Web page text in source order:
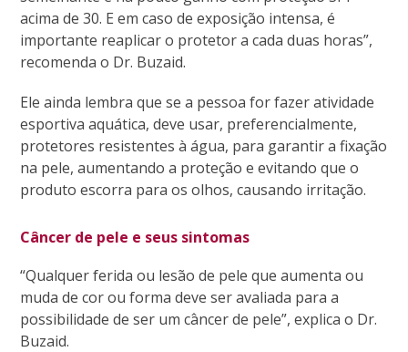
acima de 30. E em caso de exposição intensa, é
importante reaplicar o protetor a cada duas horas”,
recomenda o Dr. Buzaid.
Ele ainda lembra que se a pessoa for fazer atividade
esportiva aquática, deve usar, preferencialmente,
protetores resistentes à água, para garantir a fixação
na pele, aumentando a proteção e evitando que o
produto escorra para os olhos, causando irritação.
Câncer de pele e seus sintomas
“Qualquer ferida ou lesão de pele que aumenta ou
muda de cor ou forma deve ser avaliada para a
possibilidade de ser um câncer de pele”, explica o Dr.
Buzaid.